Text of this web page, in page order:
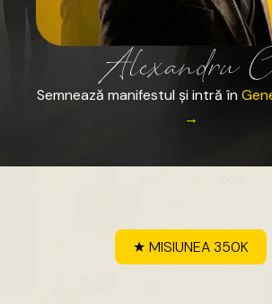
Semnează manifestul și intră în
→
★ MISIUNEA 350K